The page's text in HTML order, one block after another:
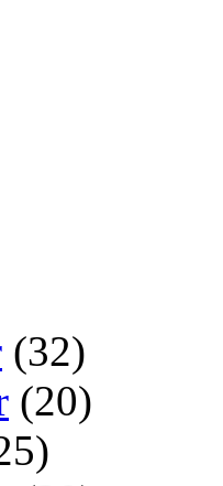
(32)
(20)